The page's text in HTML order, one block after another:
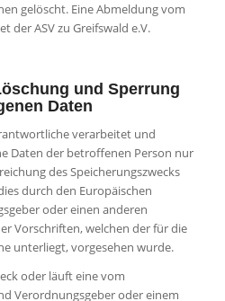
gelöscht. Eine Abmeldung vom
der ASV zu Greifswald e.V.
und Sperrung
Daten
verarbeitet und
Daten der betroffenen Person nur
des Speicherungszwecks
durch den Europäischen
oder einen anderen
Vorschriften, welchen der für die
unterliegt, vorgesehen wurde.
oder läuft eine vom
Verordnungsgeber oder einem